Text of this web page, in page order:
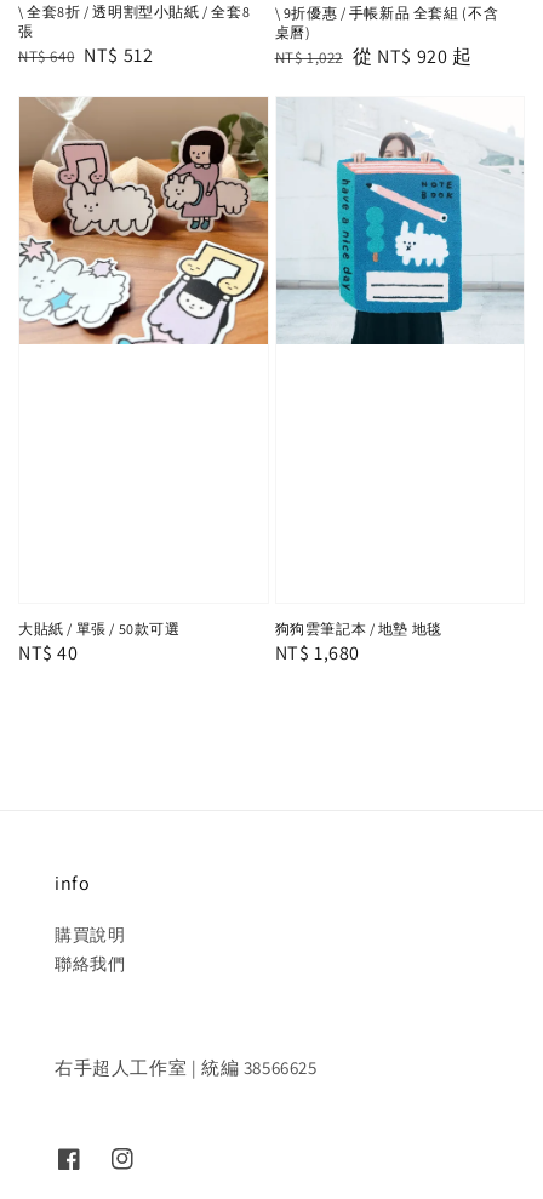
\ 全套8折 / 透明割型小貼紙 / 全套8
張
Regular
NT$ 640 Sale
NT$ 512
\ 9折優惠 / 手帳新品 全套組 (不含
桌曆)
Regular
NT$ 1,022 Sale
從 NT$ 920 起
大貼紙 / 單張 / 50款可選
Regular
NT$ 40
狗狗雲筆記本 / 地墊 地毯
Regular
NT$ 1,680
info
購買說明
聯絡我們
右手超人工作室 | 統編 38566625